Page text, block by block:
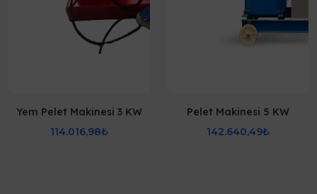
Yem Pelet Makinesi 3 KW
114.016,98₺
Pelet Makinesi 5 KW
142.640,49₺